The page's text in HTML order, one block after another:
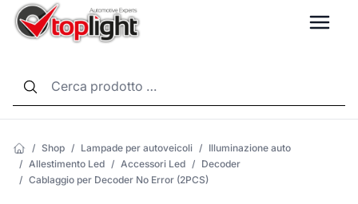
/ Shop / Lampade per autoveicoli / Illuminazione auto
/ Allestimento Led / Accessori Led / Decoder
/ Cablaggio per Decoder No Error (2PCS)